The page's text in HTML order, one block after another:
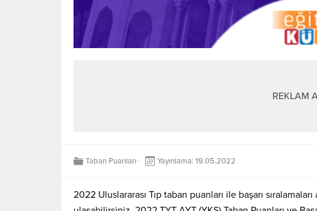
REKLAM
Taban Puanları Yayınlama: 19.05.2022
2022 Uluslararası Tıp taban puanları ile başarı